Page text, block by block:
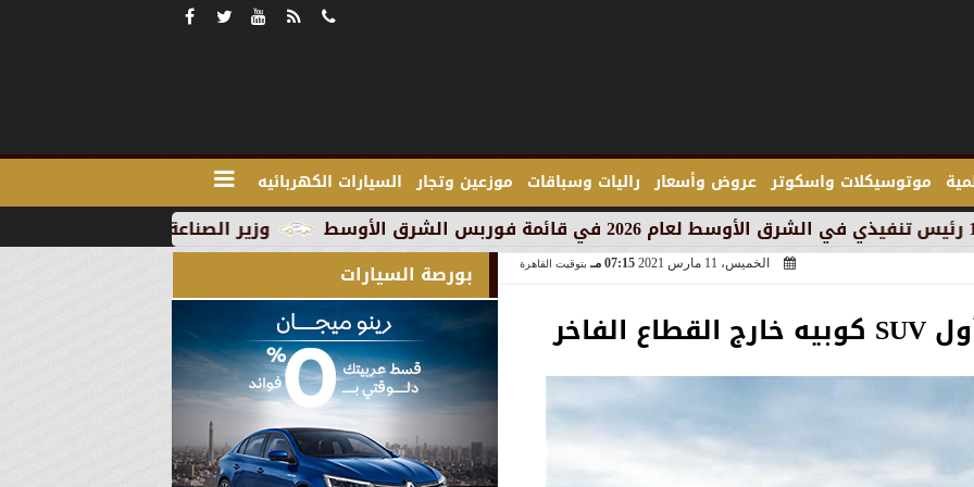
موتوسيكلات واسكوتر عروض وأسعار راليات وسباقات موزعين وتجار السيارات الكهربائيه
وزير الصناعة يبحث مع علماء وخبراء مصر وشركات
الخميس، 11 مارس 2021 07:15 مـ بتوقيت القاهرة بورصة السيارات